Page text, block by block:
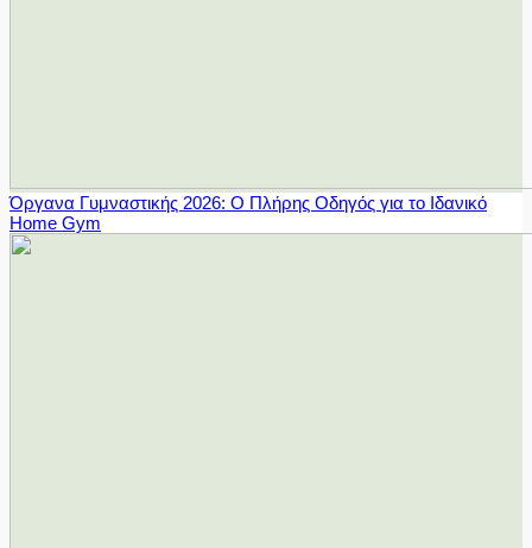
Όργανα Γυμναστικής 2026: Ο Πλήρης Οδηγός για το Ιδανικό
Home Gym